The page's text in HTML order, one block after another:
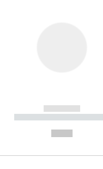
------------
----------- -----------